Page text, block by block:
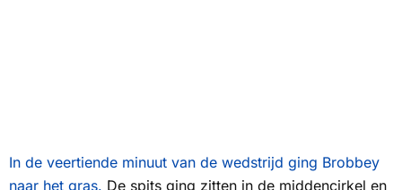
In de veertiende minuut van de wedstrijd ging Brobbey
naar het gras. De spits ging zitten in de middencirkel en